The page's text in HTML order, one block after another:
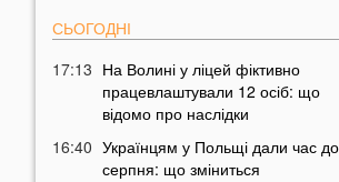
СЬОГОДНІ
17:13 На Волині у ліцей фіктивно
працевлаштували 12 осіб: що
відомо про наслідки
16:40 Українцям у Польщі дали час
серпня: що зміниться